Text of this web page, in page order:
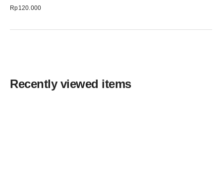
Rp120.000
Recently viewed items